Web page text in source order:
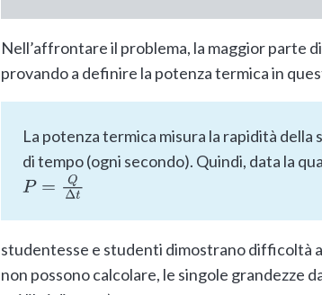
Nell’affrontare il problema, la maggior parte
provando a definire la potenza termica in
La potenza termica misura la rapidità
di tempo (ogni secondo). Quindi, data la
P= QΔt
studentesse e studenti dimostrano difficoltà
non possono calcolare, le singole grandezze